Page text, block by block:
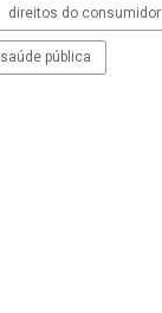
direitos do consumidor
saúde pública